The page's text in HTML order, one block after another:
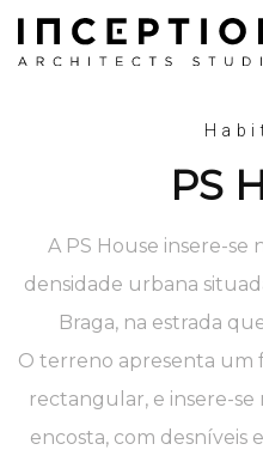
PS
A PS House insere-se
densidade urbana
Braga, na estrada
O terreno apresenta um
rectangular, e insere-
encosta, com desníveis